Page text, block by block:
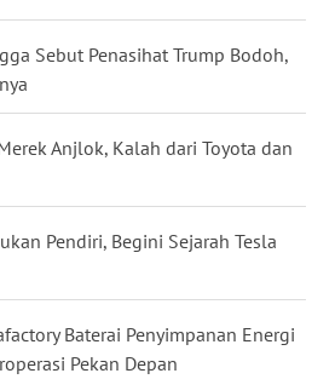
Sebut Penasihat Trump Bodoh,
Anjlok, Kalah dari Toyota dan
Pendiri, Begini Sejarah Tesla
Baterai Penyimpanan Energi
Pekan Depan